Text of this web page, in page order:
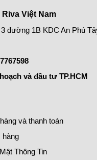
Việt Nam
đường 1B KDC An Phú
và đầu tư TP.HCM
và thanh toán
hàng
Thông Tin